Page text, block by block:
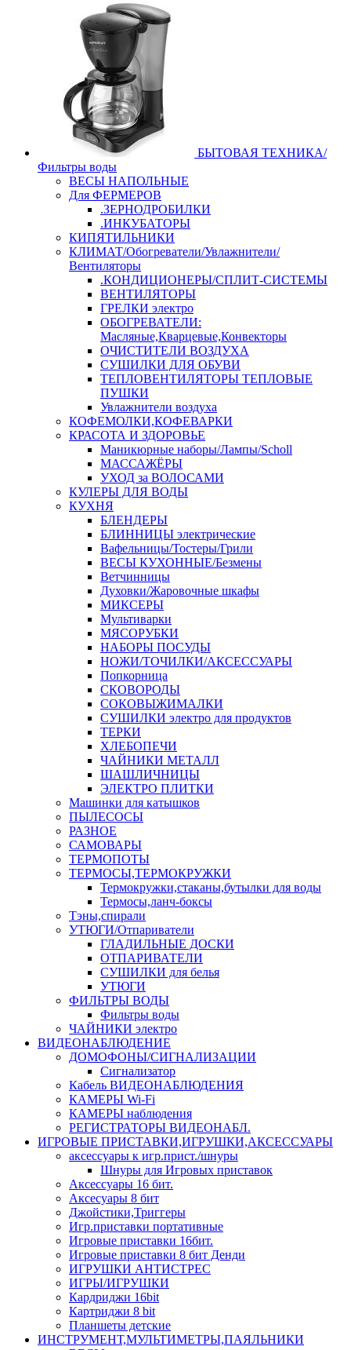
БЫТОВАЯ ТЕХНИКА/
Фильтры воды
ВЕСЫ НАПОЛЬНЫЕ
Для ФЕРМЕРОВ
.ЗЕРНОДРОБИЛКИ
.ИНКУБАТОРЫ
КИПЯТИЛЬНИКИ
КЛИМАТ/Обогреватели/Увлажнители/
Вентиляторы
.КОНДИЦИОНЕРЫ/СПЛИТ-СИСТЕМЫ
ВЕНТИЛЯТОРЫ
ГРЕЛКИ электро
ОБОГРЕВАТЕЛИ:
Масляные,Кварцевые,Конвекторы
ОЧИСТИТЕЛИ ВОЗДУХА
СУШИЛКИ ДЛЯ ОБУВИ
ТЕПЛОВЕНТИЛЯТОРЫ ТЕПЛОВЫЕ
ПУШКИ
Увлажнители воздуха
КОФЕМОЛКИ,КОФЕВАРКИ
КРАСОТА И ЗДОРОВЬЕ
Маникюрные наборы/Лампы/Scholl
МАССАЖЁРЫ
УХОД за ВОЛОСАМИ
КУЛЕРЫ ДЛЯ ВОДЫ
КУХНЯ
БЛЕНДЕРЫ
БЛИННИЦЫ электрические
Вафельницы/Тостеры/Грили
ВЕСЫ КУХОННЫЕ/Безмены
Ветчинницы
Духовки/Жаровочные шкафы
МИКСЕРЫ
Мультиварки
МЯСОРУБКИ
НАБОРЫ ПОСУДЫ
НОЖИ/ТОЧИЛКИ/АКСЕССУАРЫ
Попкорница
СКОВОРОДЫ
СОКОВЫЖИМАЛКИ
СУШИЛКИ электро для продуктов
ТЕРКИ
ХЛЕБОПЕЧИ
ЧАЙНИКИ МЕТАЛЛ
ШАШЛИЧНИЦЫ
ЭЛЕКТРО ПЛИТКИ
Машинки для катышков
ПЫЛЕСОСЫ
РАЗНОЕ
САМОВАРЫ
ТЕРМОПОТЫ
ТЕРМОСЫ,ТЕРМОКРУЖКИ
Термокружки,стаканы,бутылки для воды
Термосы,ланч-боксы
Тэны,спирали
УТЮГИ/Отпариватели
ГЛАДИЛЬНЫЕ ДОСКИ
ОТПАРИВАТЕЛИ
СУШИЛКИ для белья
УТЮГИ
ФИЛЬТРЫ ВОДЫ
Фильтры воды
ЧАЙНИКИ электро
ВИДЕОНАБЛЮДЕНИЕ
ДОМОФОНЫ/СИГНАЛИЗАЦИИ
Сигнализатор
Кабель ВИДЕОНАБЛЮДЕНИЯ
КАМЕРЫ Wi-Fi
КАМЕРЫ наблюдения
РЕГИСТРАТОРЫ ВИДЕОНАБЛ.
ИГРОВЫЕ ПРИСТАВКИ,ИГРУШКИ,АКСЕССУАРЫ
аксесcуары к игр.прист./шнуры
Шнуры для Игровых приставок
Аксессуары 16 бит.
Аксесуары 8 бит
Джойстики,Триггеры
Игр.приставки портативные
Игровые приставки 16бит.
Игровые приставки 8 бит Денди
ИГРУШКИ АНТИСТРЕС
ИГРЫ/ИГРУШКИ
Кардриджи 16bit
Картриджи 8 bit
Планшеты детские
ИНСТРУМЕНТ,МУЛЬТИМЕТРЫ,ПАЯЛЬНИКИ